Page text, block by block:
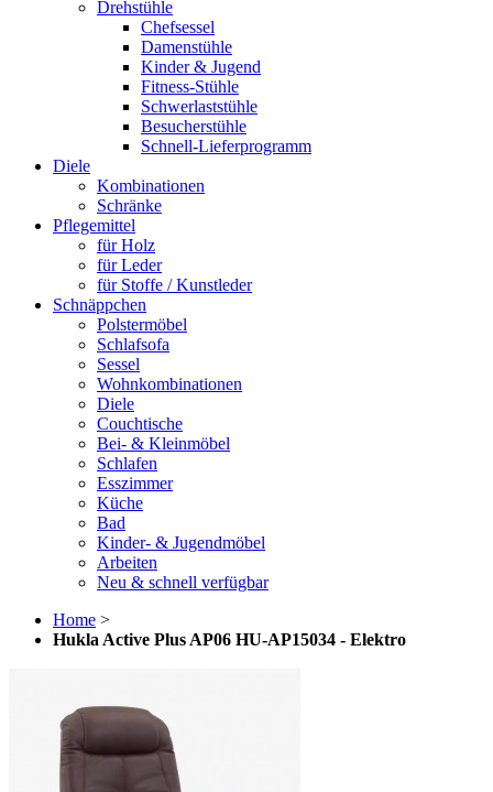
Drehstühle
Chefsessel
Damenstühle
Kinder & Jugend
Fitness-Stühle
Schwerlaststühle
Besucherstühle
Schnell-Lieferprogramm
Diele
Kombinationen
Schränke
Pflegemittel
für Holz
für Leder
für Stoffe / Kunstleder
Schnäppchen
Polstermöbel
Schlafsofa
Sessel
Wohnkombinationen
Diele
Couchtische
Bei- & Kleinmöbel
Schlafen
Esszimmer
Küche
Bad
Kinder- & Jugendmöbel
Arbeiten
Neu & schnell verfügbar
Home >
Hukla Active Plus AP06 HU-AP15034 - Elektro